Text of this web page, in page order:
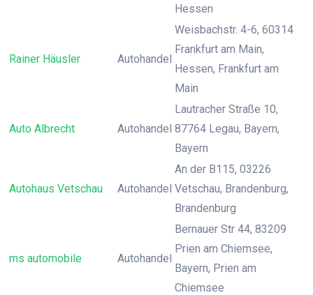
Hessen
Rainer Häusler Autohandel
Weisbachstr. 4-6, 60314
Frankfurt am Main,
Hessen, Frankfurt am
Main
Auto Albrecht Autohandel
Lautracher Straße 10,
87764 Legau, Bayern,
Bayern
Autohaus Vetschau Autohandel
An der B115, 03226
Vetschau, Brandenburg,
Brandenburg
ms automobile Autohandel
Bernauer Str 44, 83209
Prien am Chiemsee,
Bayern, Prien am
Chiemsee